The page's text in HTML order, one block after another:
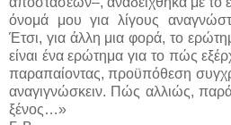
όνομά μου για λίγους
Έτσι, για άλλη μια φορά, το
είναι ένα ερώτημα για το πώς
παραπαίοντας, προϋπόθεση
αναγιγνώσκειν. Πώς αλλιώς,
ξένος…»